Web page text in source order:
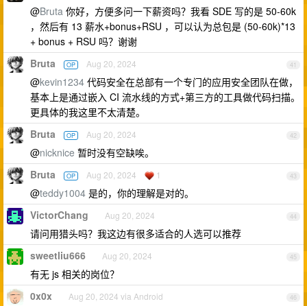
@Bruta 你好，方便多问一下薪资吗？我看 SDE 写的是 50-60k
，然后有 13 薪水+bonus+RSU ，可以认为总包是 (50-60k)*13
+ bonus + RSU 吗？谢谢
41
Bruta OP Aug 20, 2024
@kevin1234 代码安全在总部有一个专门的应用安全团队在做，
基本上是通过嵌入 CI 流水线的方式+第三方的工具做代码扫描。
更具体的我这里不太清楚。
42
Bruta OP Aug 20, 2024
@nicknice 暂时没有空缺唉。
43
Bruta OP Aug 20, 2024 1
@teddy1004 是的，你的理解是对的。
44
VictorChang Aug 20, 2024
请问用猎头吗？我这边有很多适合的人选可以推荐
45
sweetliu666 Aug 20, 2024
有无 js 相关的岗位？
46
0x0x Aug 20, 2024 via Android